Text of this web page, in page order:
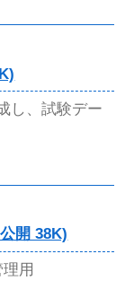
し、試験デー
開 38K)
用